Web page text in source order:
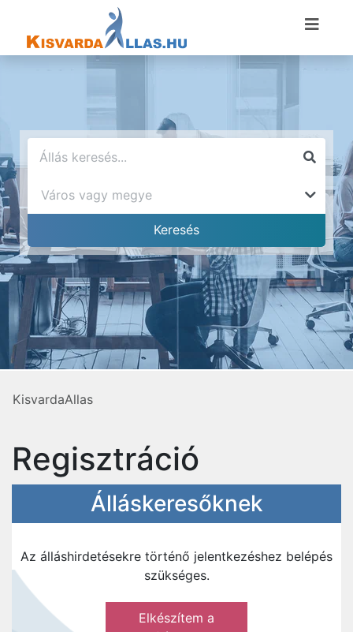
KisvardaAllas
Regisztráció
Álláskeresőknek
Az álláshirdetésekre történő jelentkezéshez belépés
szükséges.
Elkészítem a